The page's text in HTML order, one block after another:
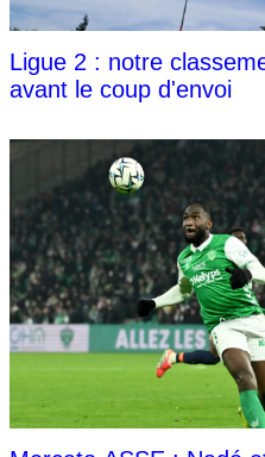
Ligue 2 : notre
avant le coup d'envoi